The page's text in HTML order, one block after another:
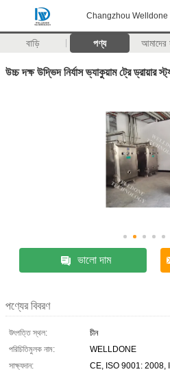
Changzhou Welldone
বাড়ি পণ্য আমাদের
উচ্চ দক্ষ উদ্ভিদ নির্যাস ভ্যাকুয়াম ট্রে ড্রায়ার
ভালো দাম
পণ্যের বিবরণ
উৎপত্তি স্থল:
চীন
পরিচিতিমুলক নাম:
WELLDONE
সাক্ষ্যদান:
CE, ISO 9001: 2008,